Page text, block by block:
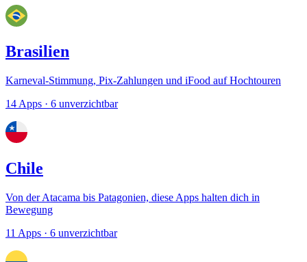
Brasilien
Karneval-Stimmung, Pix-Zahlungen und iFood auf Hochtouren
14 Apps · 6 unverzichtbar
Chile
Von der Atacama bis Patagonien, diese Apps halten dich in
Bewegung
11 Apps · 6 unverzichtbar